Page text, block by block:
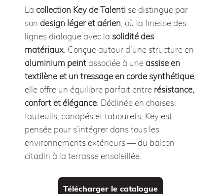
La collection Key de Talenti se distingue par
son design léger et aérien , où la finesse des
lignes dialogue avec la solidité des
matériaux . Conçue autour d’une structure en
aluminium peint associée à une assise en
textilène et un tressage en corde synthétique
elle offre un équilibre parfait entre résistance,
confort et élégance . Déclinée en chaises,
fauteuils, canapés et tabourets, Key est
pensée pour s’intégrer dans tous les
environnements extérieurs — du balcon
citadin à la terrasse ensoleillée.
Télécharger le catalogue